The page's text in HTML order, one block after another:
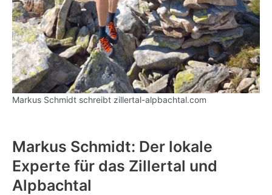
Markus Schmidt schreibt zillertal-alpbachtal.com
Markus Schmidt: Der lokale
Experte für das Zillertal und
Alpbachtal